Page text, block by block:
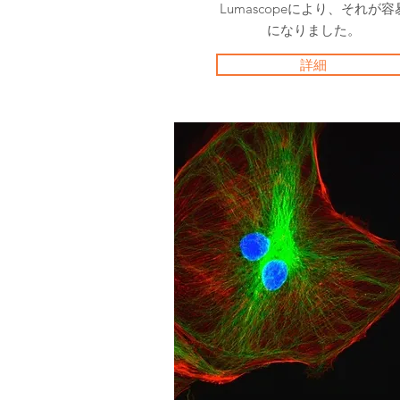
Lumascopeにより、それが容
になりました。
詳細